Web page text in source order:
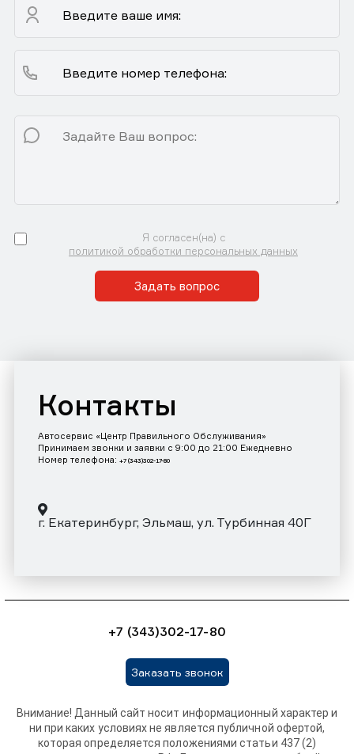
Я согласен(на) с
политикой обработки персональных данных
Задать вопрос
Контакты
Автосервис «Центр Правильного Обслуживания»
Принимаем звонки и заявки с 9:00 до 21:00 Ежедневно
Номер телефона: +7 (343)302-17-80
г. Екатеринбург, Эльмаш, ул. Турбинная 40Г
+7 (343)302-17-80
Заказать звонок
Внимание! Данный сайт носит информационный характер и
ни при каких условиях не является публичной офертой,
которая определяется положениями статьи 437 (2)